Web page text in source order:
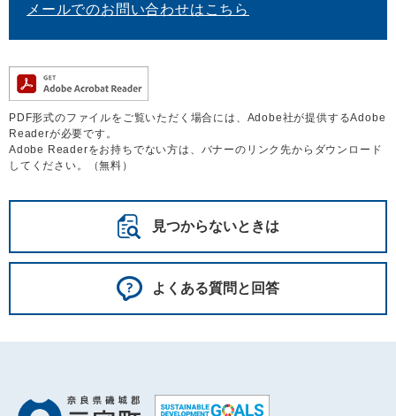
メールでのお問い合わせはこちら
PDF形式のファイルをご覧いただく場合には、Adobe社が提供するAdobe
Readerが必要です。
Adobe Readerをお持ちでない方は、バナーのリンク先からダウンロード
してください。（無料）
見つからないときは
よくある質問と回答